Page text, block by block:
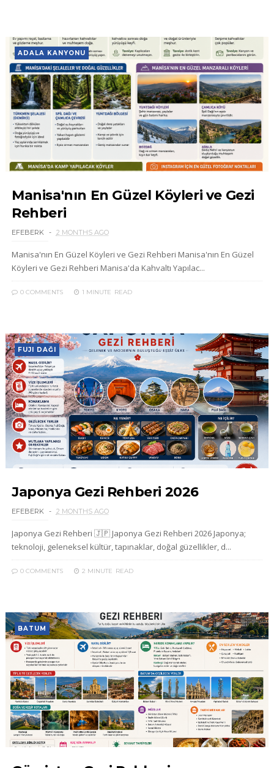
ADALA KANYONU
Manisa'nın En Güzel Köyleri ve Gezi
Rehberi
EFEBERK 2 MONTHS AGO
Manisa'nın En Güzel Köyleri ve Gezi Rehberi Manisa'nın En Güzel
Köyleri ve Gezi Rehberi Manisa'da Kahvaltı Yapılac...
0 COMMENTS 1 MINUTE READ
FUJI DAĞI
Japonya Gezi Rehberi 2026
EFEBERK 2 MONTHS AGO
Japonya Gezi Rehberi 🇯🇵 Japonya Gezi Rehberi 2026 Japonya;
teknoloji, geleneksel kültür, tapınaklar, doğal güzellikler, d...
0 COMMENTS 2 MINUTE READ
BATUM